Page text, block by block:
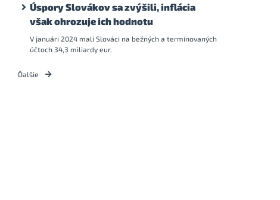
Úspory Slovákov sa zvýšili, inflácia
však ohrozuje ich hodnotu
V januári 2024 mali Slováci na bežných a termínovaných
účtoch 34,3 miliardy eur.
Ďalšie